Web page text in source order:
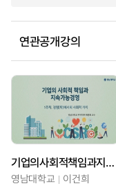
연관공개강의
기업의사회적책임과지속가능경영
영남대학교 이건희